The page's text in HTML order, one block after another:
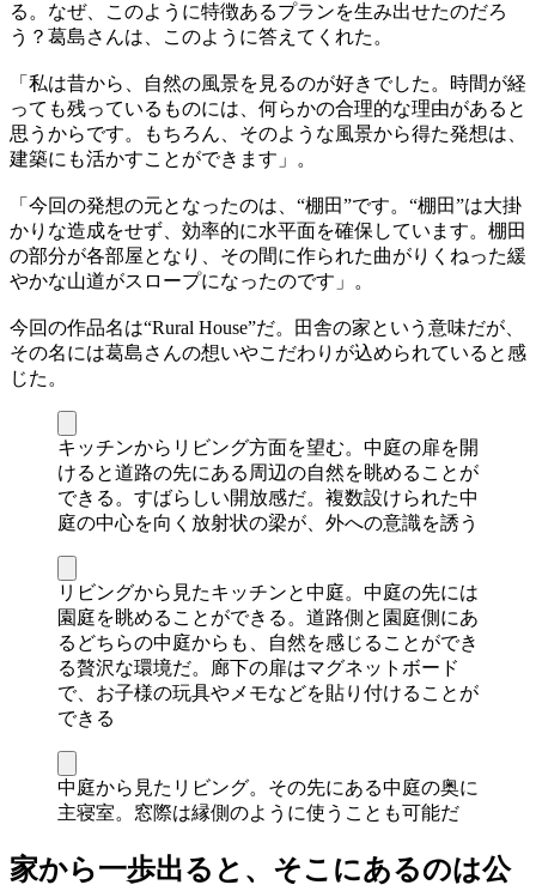
る。なぜ、このように特徴あるプランを生み出せたのだろ
う？葛島さんは、このように答えてくれた。
「私は昔から、自然の風景を見るのが好きでした。時間が経
っても残っているものには、何らかの合理的な理由があると
思うからです。もちろん、そのような風景から得た発想は、
建築にも活かすことができます」。
「今回の発想の元となったのは、“棚田”です。“棚田”は大掛
かりな造成をせず、効率的に水平面を確保しています。棚田
の部分が各部屋となり、その間に作られた曲がりくねった緩
やかな山道がスロープになったのです」。
今回の作品名は“Rural House”だ。田舎の家という意味だが、
その名には葛島さんの想いやこだわりが込められていると感
じた。
キッチンからリビング方面を望む。中庭の扉を開
けると道路の先にある周辺の自然を眺めることが
できる。すばらしい開放感だ。複数設けられた中
庭の中心を向く放射状の梁が、外への意識を誘う
リビングから見たキッチンと中庭。中庭の先には
園庭を眺めることができる。道路側と園庭側にあ
るどちらの中庭からも、自然を感じることができ
る贅沢な環境だ。廊下の扉はマグネットボード
で、お子様の玩具やメモなどを貼り付けることが
できる
中庭から見たリビング。その先にある中庭の奥に
主寝室。窓際は縁側のように使うことも可能だ
家から一歩出ると、そこにあるのは公